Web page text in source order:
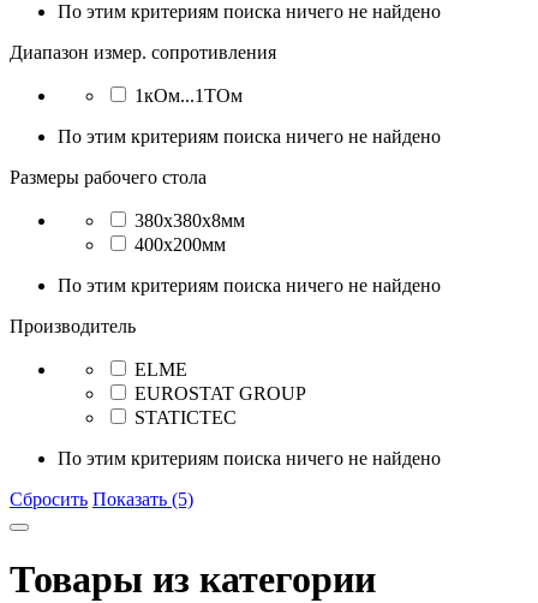
По этим критериям поиска ничего не найдено
Диапазон измер. сопротивления
1кОм...1TОм
По этим критериям поиска ничего не найдено
Размеры рабочего стола
380x380x8мм
400x200мм
По этим критериям поиска ничего не найдено
Производитель
ELME
EUROSTAT GROUP
STATICTEC
По этим критериям поиска ничего не найдено
Сбросить Показать (5)
Товары из категории